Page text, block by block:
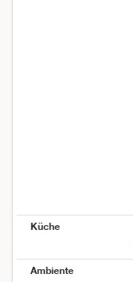
Küche
Ambiente